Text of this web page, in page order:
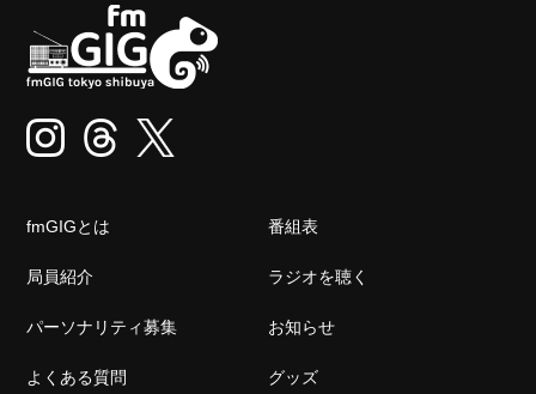
fmGIGとは 番組表
局員紹介 ラジオを聴く
パーソナリティ募集 お知らせ
よくある質問 グッズ